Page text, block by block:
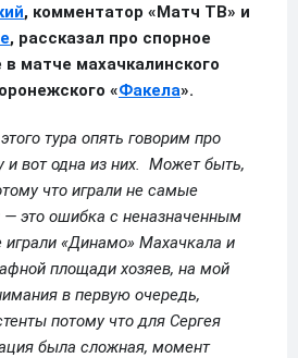
, комментатор «Матч ТВ» и
, рассказал про спорное
матче махачкалинского
«Факела».
тура опять говорим про
и вот одна из них. Может быть,
что играли не самые
это ошибка с неназначенным
играли «Динамо» Махачкала и
площади хозяев, на мой
в первую очередь,
потому что для Сергея
была сложная, момент